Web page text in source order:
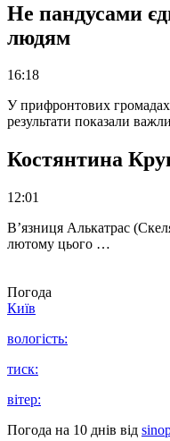
Не пандусами
людям
16:18
У прифронтових громадах
результати показали
Костянтина
12:01
В’язниця Алькатрас
лютому цього …
Погода
Київ
вологість:
тиск:
вітер:
Погода на 10 днів від